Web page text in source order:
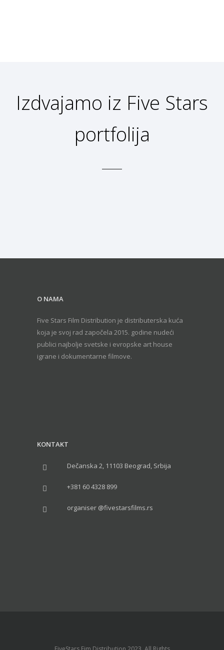
Izdvajamo iz Five Stars
portfolija
O NAMA
Five Stars Film Distribution je distributerska kuća
koja je svoj rad započela 2015. godine nudeći
publici najbolje svetske i evropske art house
igrane i dokumentarne filmove.
KONTAKT
Dečanska 2, 11103 Beograd, Srbija
+381 60 4328 899
organiser @fivestarsfilms.rs